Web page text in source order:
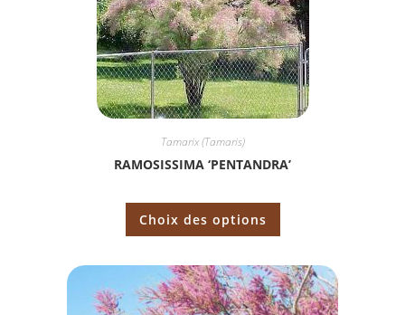
Tamarix (Tamaris)
RAMOSISSIMA ‘PENTANDRA’
Choix des options